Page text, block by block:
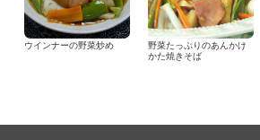
ウインナーの野菜炒め
野菜たっぷりのあんかけ
かた焼きそば